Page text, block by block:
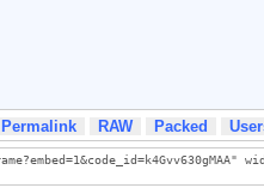
Permalink RAW Packed